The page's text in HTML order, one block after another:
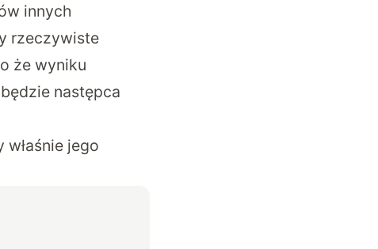
innych
rzeczywiste
że wyniku
następca
właśnie jego